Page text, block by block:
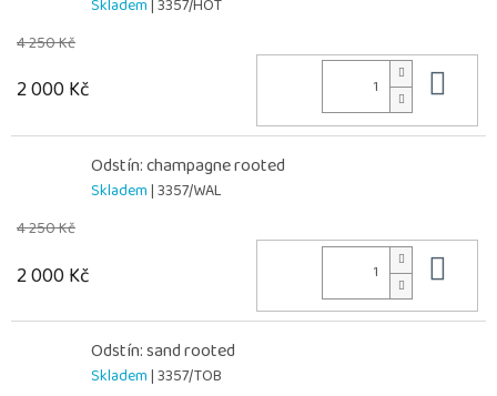
Skladem| 3357/HOT
4 250 Kč
2 000 Kč
Odstín: champagne rooted
Skladem| 3357/WAL
4 250 Kč
2 000 Kč
Odstín: sand rooted
Skladem| 3357/TOB